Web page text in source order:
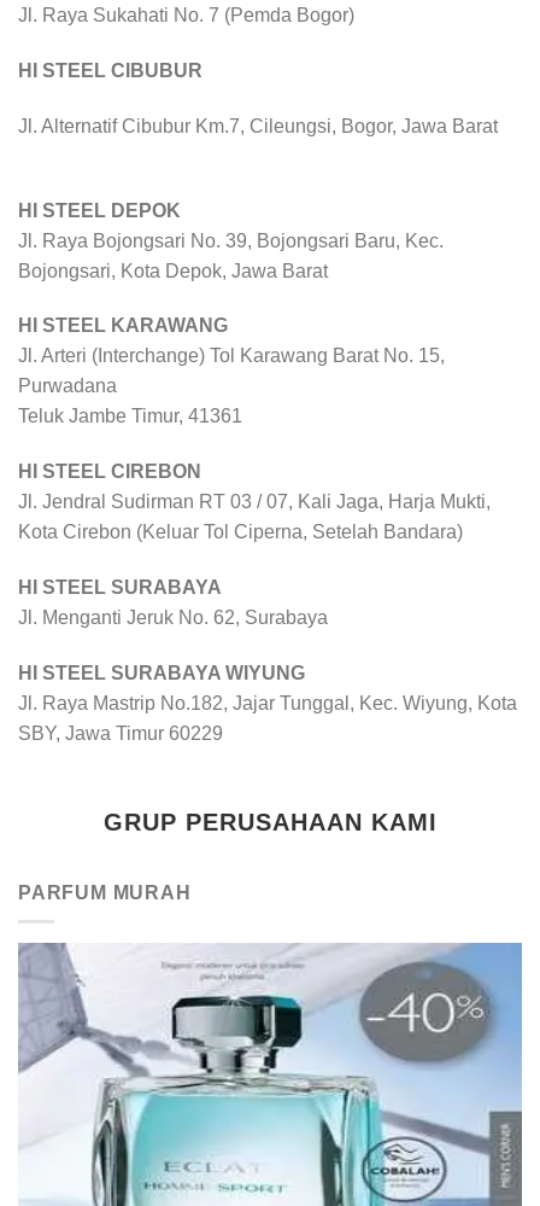
Jl. Raya Sukahati No. 7 (Pemda Bogor)
HI STEEL CIBUBUR
Jl. Alternatif Cibubur Km.7, Cileungsi, Bogor, Jawa Barat
HI STEEL DEPOK
Jl. Raya Bojongsari No. 39, Bojongsari Baru, Kec.
Bojongsari, Kota Depok, Jawa Barat
HI STEEL KARAWANG
Jl. Arteri (Interchange) Tol Karawang Barat No. 15,
Purwadana
Teluk Jambe Timur, 41361
HI STEEL CIREBON
Jl. Jendral Sudirman RT 03 / 07, Kali Jaga, Harja Mukti,
Kota Cirebon (Keluar Tol Ciperna, Setelah Bandara)
HI STEEL SURABAYA
Jl. Menganti Jeruk No. 62, Surabaya
HI STEEL SURABAYA WIYUNG
Jl. Raya Mastrip No.182, Jajar Tunggal, Kec. Wiyung, Kota
SBY, Jawa Timur 60229
GRUP PERUSAHAAN KAMI
PARFUM MURAH